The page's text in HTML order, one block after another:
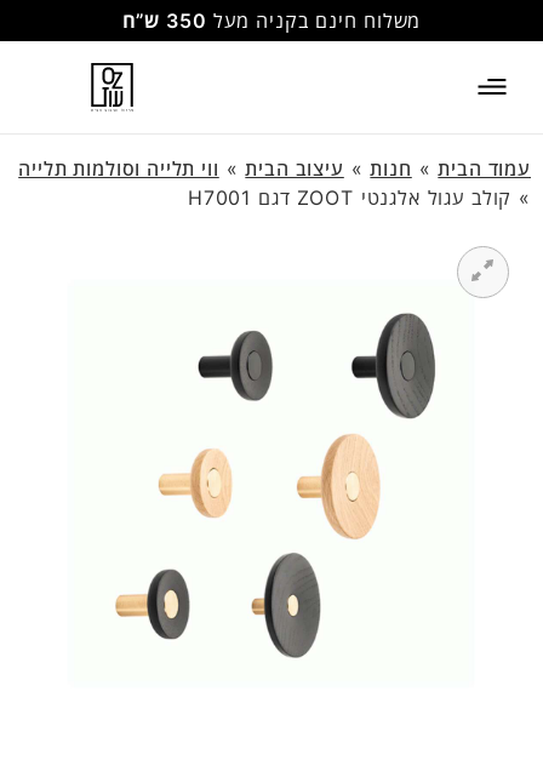
משלוח חינם בקניה מעל 350 ש”ח
עמוד הבית» חנות» עיצוב הבית» ווי תלייה וסולמות תלייה
» קולב עגול אלגנטי ZOOT דגם H7001